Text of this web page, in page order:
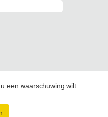
een waarschuwing wilt